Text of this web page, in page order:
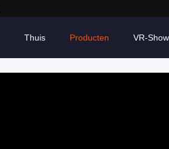
Thuis Producten VR-Show